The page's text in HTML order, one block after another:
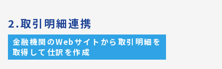
2.取引明細連携
金融機関のWebサイトから取引明細を
取得して仕訳を作成